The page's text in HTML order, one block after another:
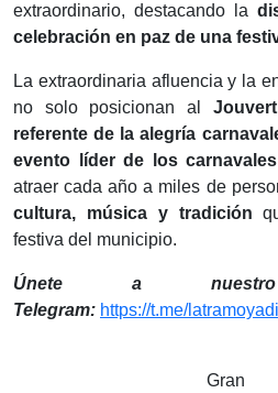
extraordinario, destacando la
celebración en paz de una
La extraordinaria afluencia y la
no solo posicionan al
referente de la alegría
evento líder de los
atraer cada año a miles de
cultura, música y tradición
festiva del municipio.
Únete a
Telegram: https://t.me/
Gran